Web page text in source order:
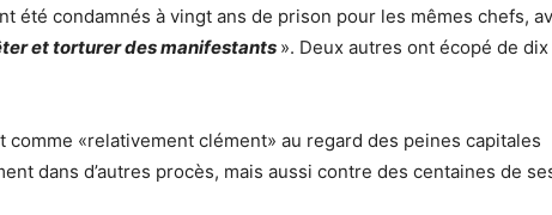
été condamnés à vingt ans de prison pour les mêmes chefs,
et torturer des manifestants ». Deux autres ont écopé de dix
comme «relativement clément» au regard des peines capitales
dans d’autres procès, mais aussi contre des centaines de